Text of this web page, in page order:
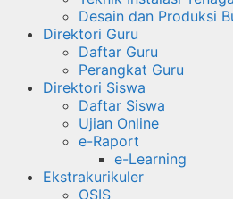
Desain dan Produksi
Direktori Guru
Daftar Guru
Perangkat Guru
Direktori Siswa
Daftar Siswa
Ujian Online
e-Raport
e-Learning
Ekstrakurikuler
OSIS